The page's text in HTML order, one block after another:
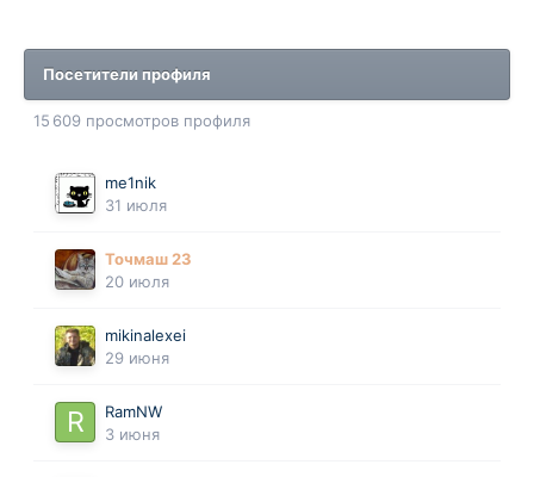
Посетители профиля
15 609 просмотров профиля
me1nik
31 июля
Точмаш 23
20 июля
mikinalexei
29 июня
RamNW
3 июня